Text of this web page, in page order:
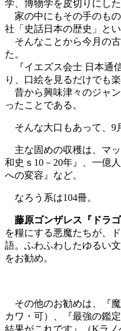
学、博物学を皮切りにし
家の中にもその手のも
社「史話日本の歴史」と
そんなことから今月の古
た。
『イエズス会士 日本通
り、口絵を見るだけでも楽
昔から興味津々のジャン
ったことである。
そんな大口もあって、9
主な固めの収穫は、マ
和史ｓ10－20年』、一億
への変容』など。
なろう系は104冊。
藤原ゴンザレス『ドラ
を糧にする悪魔たちが、
語。ふわふわしたゆるい
をお勧め。
その他のお勧めは、『魔
カワ・可）、『最強の鑑